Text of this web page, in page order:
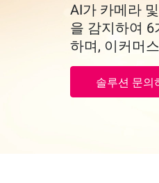
AI가 카메라
을 감지하여
하며, 이커머
솔루션 문의